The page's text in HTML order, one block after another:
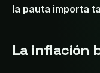
la pauta importa
La inflación